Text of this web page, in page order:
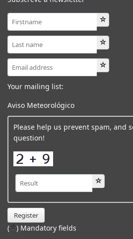
Your mailing list:
Aviso Meteorológico
Please help us prevent spam, and
question!
Register
( ) Mandatory fields